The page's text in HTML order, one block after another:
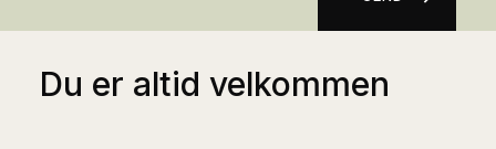
Du er altid velkommen